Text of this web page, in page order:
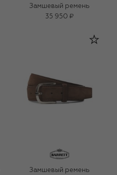
Замшевый ремень
35 950 ₽
Замшевый ремень